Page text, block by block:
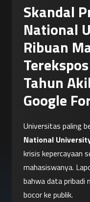
Skandal
National
Ribuan
Tahun
Google
Universitas paling
National
krisis kepercayaan
mahasiswanya.
bahwa data pribadi
bocor ke publik.